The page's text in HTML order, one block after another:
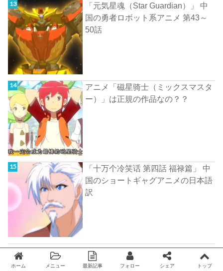
「元気星魂（Star Guardian）」 中
国の勇者ロボット系アニメ 第43～
50話
アニメ「磁星骑士（ミックスマスタ
ー）」は正規の作品なの？？
「十万个冷笑话 第四話 福禄篇」 中
国のショートギャグアニメの日本語
訳
ホーム メニュー 最新記事 フォロー シェア トップ
Twitter facebook